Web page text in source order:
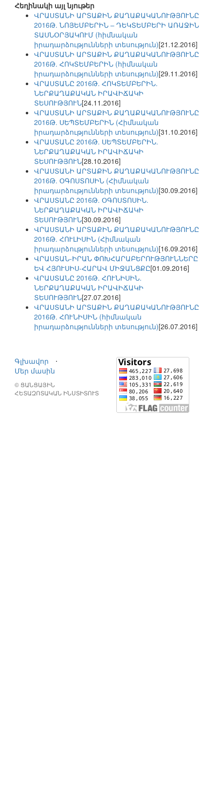
Հեղինակի այլ նյութեր
ՎՐԱՍՏԱՆԻ ԱՐՏԱՔԻՆ ՔԱՂԱՔԱԿԱՆՈՒԹՅՈՒՆԸ
2016Թ. ՆՈՅԵՄԲԵՐԻՆ – ԴԵԿՏԵՄԲԵՐԻ ԱՌԱՋԻՆ
ՏԱՍՆՕՐՅԱԿՈՒՄ (հիմնական
իրադարձությունների տեսություն)[21.12.2016]
ՎՐԱՍՏԱՆԻ ԱՐՏԱՔԻՆ ՔԱՂԱՔԱԿԱՆՈՒԹՅՈՒՆԸ
2016Թ. ՀՈԿՏԵՄԲԵՐԻՆ (հիմնական
իրադարձությունների տեսություն)[29.11.2016]
ՎՐԱՍՏԱՆԸ 2016Թ. ՀՈԿՏԵՄԲԵՐԻՆ.
ՆԵՐՔԱՂԱՔԱԿԱՆ ԻՐԱՎԻՃԱԿԻ
ՏԵՍՈՒԹՅՈՒՆ[24.11.2016]
ՎՐԱՍՏԱՆԻ ԱՐՏԱՔԻՆ ՔԱՂԱՔԱԿԱՆՈՒԹՅՈՒՆԸ
2016Թ. ՍԵՊՏԵՄԲԵՐԻՆ (Հիմնական
իրադարձությունների տեսություն)[31.10.2016]
ՎՐԱՍՏԱՆԸ 2016Թ. ՍԵՊՏԵՄԲԵՐԻՆ.
ՆԵՐՔԱՂԱՔԱԿԱՆ ԻՐԱՎԻՃԱԿԻ
ՏԵՍՈՒԹՅՈՒՆ[28.10.2016]
ՎՐԱՍՏԱՆԻ ԱՐՏԱՔԻՆ ՔԱՂԱՔԱԿԱՆՈՒԹՅՈՒՆԸ
2016Թ. ՕԳՈՍՏՈՍԻՆ (Հիմնական
իրադարձությունների տեսություն)[30.09.2016]
ՎՐԱՍՏԱՆԸ 2016Թ. ՕԳՈՍՏՈՍԻՆ.
ՆԵՐՔԱՂԱՔԱԿԱՆ ԻՐԱՎԻՃԱԿԻ
ՏԵՍՈՒԹՅՈՒՆ[30.09.2016]
ՎՐԱՍՏԱՆԻ ԱՐՏԱՔԻՆ ՔԱՂԱՔԱԿԱՆՈՒԹՅՈՒՆԸ
2016Թ. ՀՈՒԼԻՍԻՆ (Հիմնական
իրադարձությունների տեսություն)[16.09.2016]
ՎՐԱՍՏԱՆ-ԻՐԱՆ ՓՈԽՀԱՐԱԲԵՐՈՒԹՅՈՒՆՆԵՐԸ
ԵՎ ՀՅՈՒՍԻՍ-ՀԱՐԱՎ ՄԻՋԱՆՑՔԸ[01.09.2016]
ՎՐԱՍՏԱՆԸ 2016Թ. ՀՈՒՆԻՍԻՆ.
ՆԵՐՔԱՂԱՔԱԿԱՆ ԻՐԱՎԻՃԱԿԻ
ՏԵՍՈՒԹՅՈՒՆ[27.07.2016]
ՎՐԱՍՏԱՆԻ ԱՐՏԱՔԻՆ ՔԱՂԱՔԱԿԱՆՈՒԹՅՈՒՆԸ
2016Թ. ՀՈՒՆԻՍԻՆ (հիմնական
իրադարձությունների տեսություն)[26.07.2016]
Գլխավոր
⋅
Մեր մասին
© ՑԱՆՑԱՅԻՆ
ՀԵՏԱԶՈՏԱԿԱՆ ԻՆՍՏԻՏՈՒՏ